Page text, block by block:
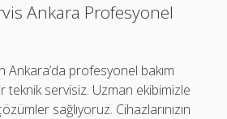
Ankara Profesyonel
Ankara’da profesyonel bakım
teknik servisiz. Uzman ekibimizle
sağlıyoruz. Cihazlarınızın